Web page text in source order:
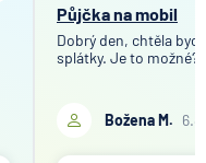
Půjčka na mobil
Dobrý den, chtěla
splátky. Je to možné?
Božena M.